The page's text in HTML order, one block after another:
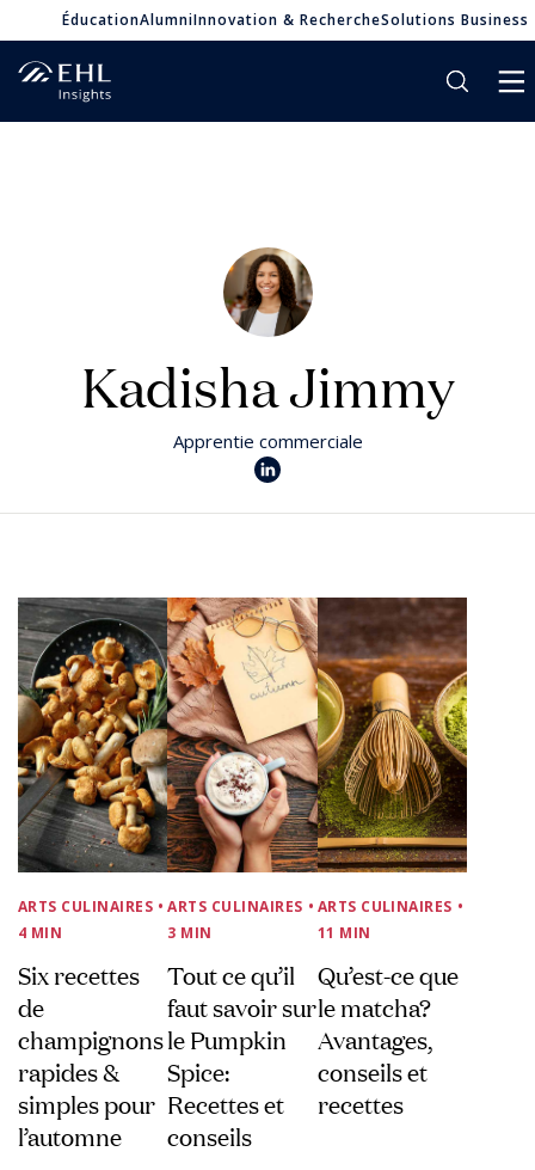
ÉducationAlumniInnovation & RechercheSolutions Business
Kadisha Jimmy
Apprentie commerciale
ARTS CULINAIRES •
4 MIN
Six recettes
de
champignons
rapides &
simples pour
l’automne
ARTS CULINAIRES •
3 MIN
Tout ce qu’il
faut savoir sur
le Pumpkin
Spice:
Recettes et
conseils
ARTS CULINAIRES •
11 MIN
Qu’est-ce que
le matcha?
Avantages,
conseils et
recettes